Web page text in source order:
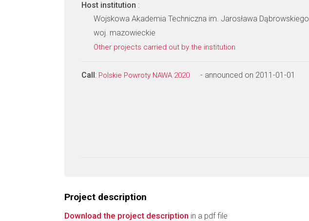
Host institution :
Wojskowa Akademia Techniczna im. Jarosława Dąbrowskiego
woj. mazowieckie
Other projects carried out by the institution
Call: Polskie Powroty NAWA 2020 - announced on 2011-01-01
Project description
Download the project description in a pdf file